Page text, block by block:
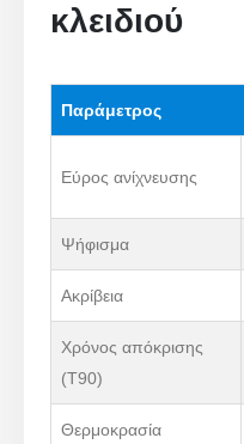
κλειδιού
Παράμετρος
Εύρος ανίχνευσης
Ψήφισμα
Ακρίβεια
Χρόνος απόκρισης
(T90)
Θερμοκρασία